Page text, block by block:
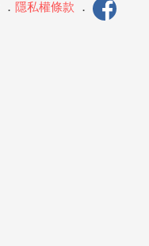
． 隱私權條款 ．